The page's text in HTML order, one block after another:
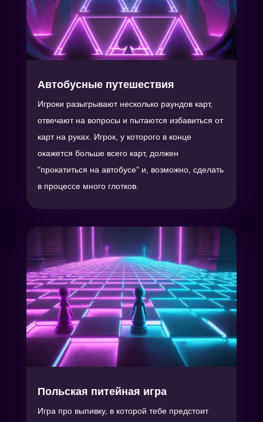
Автобусные путешествия
Игроки разыгрывают несколько раундов карт,
отвечают на вопросы и пытаются избавиться от
карт на руках. Игрок, у которого в конце
окажется больше всего карт, должен
"прокатиться на автобусе" и, возможно, сделать
в процессе много глотков.
Польская питейная игра
Игра про выпивку, в которой тебе предстоит